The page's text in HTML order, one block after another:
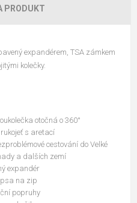
PRODUKT
expandérem, TSA zámkem
kolečky.
otočná o 360°
s aretací
cestování do Velké
a dalších zemí
expandér
na zip
popruhy